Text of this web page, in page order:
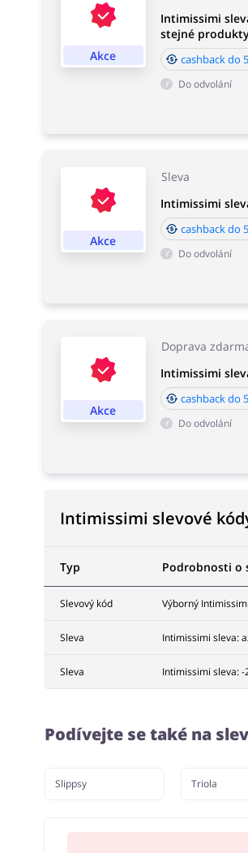
Akce
Intimissimi
stejné
cashback do
Do odvolání
Akce
Sleva
Intimissimi
cashback do
Do odvolání
Akce
Doprava
Intimissimi
cashback do
Do odvolání
Intimissimi slevové
Typ Podrobnosti o
Slevový kód Výborný
Sleva Intimissimi sleva:
Sleva Intimissimi sleva: -
Podívejte se také na
Slippsy Triola